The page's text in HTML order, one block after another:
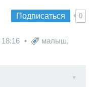
Подписаться 0
18:16 малыш,